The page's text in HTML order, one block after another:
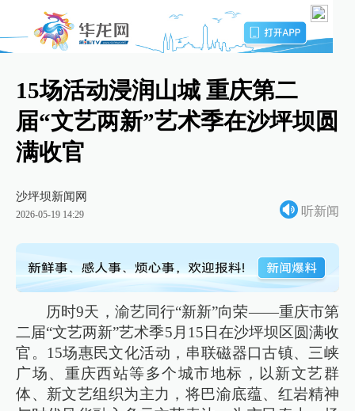
15场活动浸润山城 重庆第二
届“文艺两新”艺术季在沙坪坝圆
满收官
沙坪坝新闻网
2026-05-19 14:29 听新闻
历时9天，渝艺同行“新新”向荣——重庆市第
二届“文艺两新”艺术季5月15日在沙坪坝区圆满收
官。15场惠民文化活动，串联磁器口古镇、三峡
广场、重庆西站等多个城市地标，以新文艺群
体、新文艺组织为主力，将巴渝底蕴、红岩精神